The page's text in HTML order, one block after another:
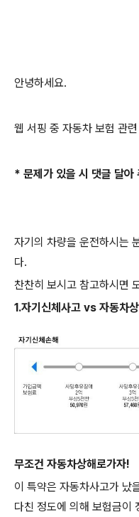
안녕하세요.
웹 서핑 중 자동차 보험 관
* 문제가 있을 시 댓글 달아
자기의 차량을 운전하시는
다.
찬찬히 보시고 참고하시면
1.자기신체사고 vs 자동차
무조건 자동차상해로가자!
이 특약은 자동차사고가 났
다친 정도에 의해 보험금이